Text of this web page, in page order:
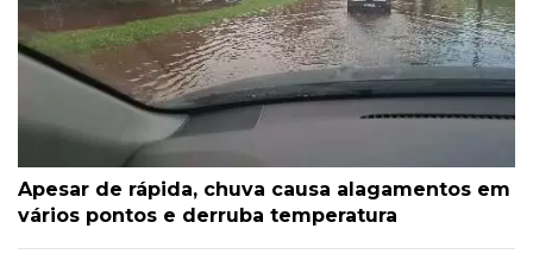
Apesar de rápida, chuva causa alagamentos em
vários pontos e derruba temperatura